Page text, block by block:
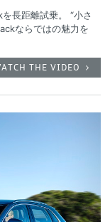
長距離試乗。 “小さ
ならではの魅力を
THE VIDEO